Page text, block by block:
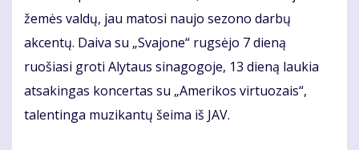
žemės valdų, jau matosi naujo sezono darbų
akcentų. Daiva su „Svajone“ rugsėjo 7 dieną
ruošiasi groti Alytaus sinagogoje, 13 dieną laukia
atsakingas koncertas su „Amerikos virtuozais“,
talentinga muzikantų šeima iš JAV.